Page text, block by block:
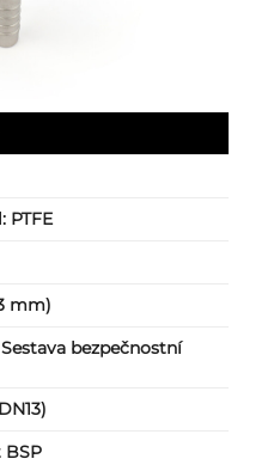
PTFE
mm)
Sestava bezpečnostní
BSP